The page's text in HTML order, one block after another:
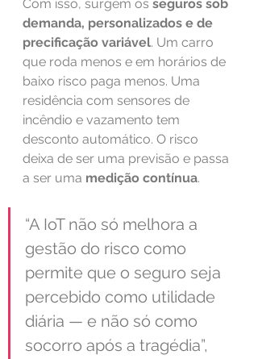
Com isso, surgem os seguros sob
demanda, personalizados e de
precificação variável. Um carro
que roda menos e em horários de
baixo risco paga menos. Uma
residência com sensores de
incêndio e vazamento tem
desconto automático. O risco
deixa de ser uma previsão e passa
a ser uma medição contínua.
“A IoT não só melhora a
gestão do risco como
permite que o seguro seja
percebido como utilidade
diária — e não só como
socorro após a tragédia”,